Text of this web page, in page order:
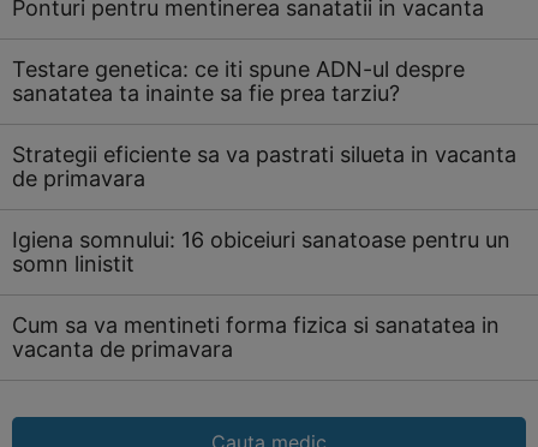
Ponturi pentru mentinerea sanatatii in vacanta
Testare genetica: ce iti spune ADN-ul despre
sanatatea ta inainte sa fie prea tarziu?
Strategii eficiente sa va pastrati silueta in vacanta
de primavara
Igiena somnului: 16 obiceiuri sanatoase pentru un
somn linistit
Cum sa va mentineti forma fizica si sanatatea in
vacanta de primavara
Cauta medic